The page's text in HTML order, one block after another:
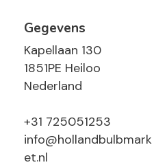
Gegevens
Kapellaan 130
1851PE Heiloo
Nederland
+31 725051253
info@hollandbulbmark
et.nl